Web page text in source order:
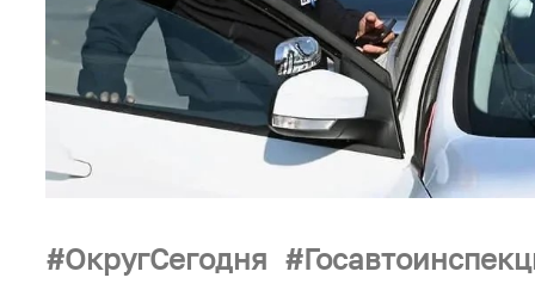
ОкругСегодня